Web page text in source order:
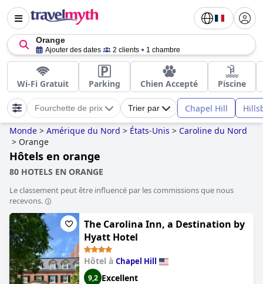
Orange
Ajouter des dates 2 clients 1 chambre
Wi-Fi Gratuit Parking Chien Accepté Piscine
Fourchette de prix Trier par Chapel Hill
Monde > Amérique du Nord > États-Unis > Caroline du Nord
> Orange
Hôtels en orange
80 HOTELS EN ORANGE
Le classement peut être influencé par les commissions que nous
recevons.
The Carolina Inn, a Destination by
Hyatt Hotel
Hôtel à Chapel Hill
9,2 Excellent